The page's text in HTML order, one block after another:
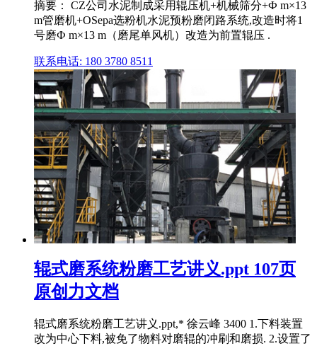
摘要： CZ公司水泥制成采用辊压机+机械筛分+Ф m×13
m管磨机+OSepa选粉机水泥预粉磨闭路系统,改造时将1
号磨Ф m×13 m（磨尾单风机）改造为前置辊压 .
联系电话: 180 3780 8511
辊式磨系统粉磨工艺讲义.ppt 107页
原创力文档
辊式磨系统粉磨工艺讲义.ppt,* 徐云峰 3400 1.下料装置
改为中心下料,被免了物料对磨辊的冲刷和磨损. 2.设置了